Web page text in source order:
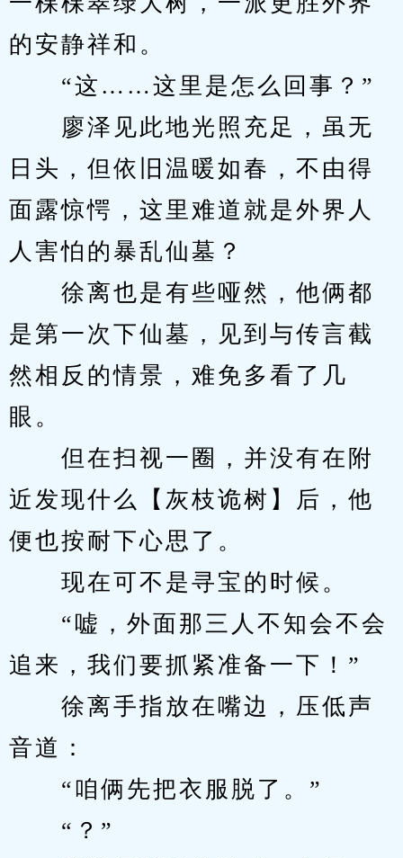
的安静祥和。
“这……这里是怎么回事？”
廖泽见此地光照充足，虽无
日头，但依旧温暖如春，不由得
面露惊愕，这里难道就是外界人
人害怕的暴乱仙墓？
徐离也是有些哑然，他俩都
是第一次下仙墓，见到与传言截
然相反的情景，难免多看了几
眼。
但在扫视一圈，并没有在附
近发现什么【灰枝诡树】后，他
便也按耐下心思了。
现在可不是寻宝的时候。
“嘘，外面那三人不知会不会
追来，我们要抓紧准备一下！”
徐离手指放在嘴边，压低声
音道：
“咱俩先把衣服脱了。”
“？”